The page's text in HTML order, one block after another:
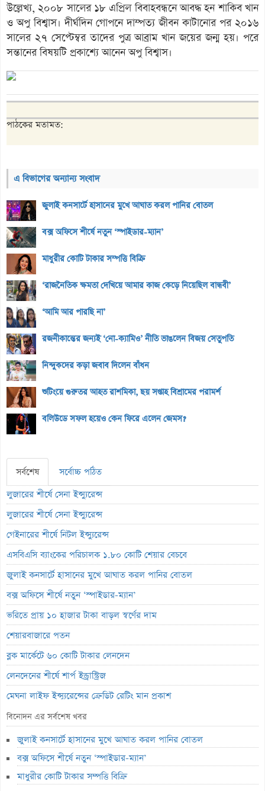
উল্লেখ্য, ২০০৮ সালের ১৮ এপ্রিল বিবাহবন্ধনে আবদ্ধ হন শাকিব খান
ও অপু বিশ্বাস। দীর্ঘদিন গোপনে দাম্পত্য জীবন কাটানোর পর ২০১৬
সালের ২৭ সেপ্টেম্বর তাদের পুত্র আব্রাম খান জয়ের জন্ম হয়। পরে
সন্তানের বিষয়টি প্রকাশ্যে আনেন অপু বিশ্বাস।
পাঠকের মতামত:
এ বিভাগের অন্যান্য সংবাদ
জুলাই কনসার্টে হাসানের মুখে আঘাত করল পানির বোতল
বক্স অফিসে শীর্ষে নতুন ‘স্পাইডার-ম্যান’
মাধুরীর কোটি টাকার সম্পত্তি বিক্রি
‘রাজনৈতিক ক্ষমতা দেখিয়ে আমার কাজ কেড়ে নিয়েছিল বান্ধবী’
‘আমি আর পারছি না’
রজনীকান্তের জন্যই ‘নো-ক্যামিও’ নীতি ভাঙলেন বিজয় সেতুপতি
নিন্দুকদের কড়া জবাব দিলেন বাঁধন
শুটিংয়ে গুরুতর আহত রাশমিকা, ছয় সপ্তাহ বিশ্রামের পরামর্শ
বলিউডে সফল হয়েও কেন ফিরে এলেন জেমস?
সর্বশেষ
সর্বোচ্চ পঠিত
লুজারের শীর্ষে সেনা ইন্স্যুরেন্স
লুজারের শীর্ষে সেনা ইন্স্যুরেন্স
গেইনারের শীর্ষে নিটল ইন্স্যুরেন্স
এসবিএসি ব্যাংকের পরিচালক ১.৮০ কোটি শেয়ার বেচবে
জুলাই কনসার্টে হাসানের মুখে আঘাত করল পানির বোতল
বক্স অফিসে শীর্ষে নতুন ‘স্পাইডার-ম্যান’
ভরিতে প্রায় ১০ হাজার টাকা বাড়ল স্বর্ণের দাম
শেয়ারবাজারে পতন
ব্লক মার্কেটে ৬০ কোটি টাকার লেনদেন
লেনদেনের শীর্ষে শার্প ইন্ড্রাস্ট্রিজ
মেঘনা লাইফ ইন্স্যুরেন্সের ক্রেডিট রেটিং মান প্রকাশ
ব্যাংক হিসাব জব্দ ও এলসি সংকটে উৎপাদন বন্ধ: এস.আলম কোল্ড রোলড
পর্তুগালে প্রথমবারের মতো ওষুধ রপ্তানি শুরু করল রেনাটা
জিবিবি পাওয়ারের অস্বাভাবিক দর বৃদ্ধি
ন্যাশনাল ফিডের লোকসান বেড়েছে ১০ শতাংশ
বিনোদন এর সর্বশেষ খবর
জুলাই কনসার্টে হাসানের মুখে আঘাত করল পানির বোতল
বক্স অফিসে শীর্ষে নতুন ‘স্পাইডার-ম্যান’
মাধুরীর কোটি টাকার সম্পত্তি বিক্রি